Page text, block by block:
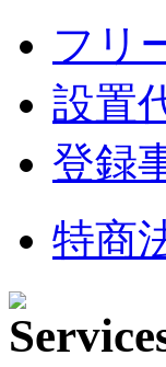
フリ
設置
登録
特商